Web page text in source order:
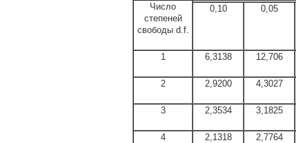
Число
степеней
свободы d.f.
0,10 0,05
1 6,3138 12,706
2 2,9200 4,3027
3 2,3534 3,1825
4 2,1318 2,7764